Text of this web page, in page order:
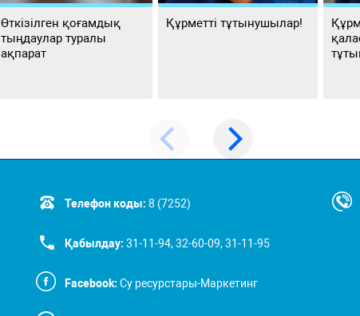
Өткізілген қоғамдық
тыңдаулар туралы
ақпарат
Құрметті тұтынушылар!
Телефон коды: 8 (7252)
Қабылдау: 31-11-94, 32-60-09, 31-11-95
Facebook: Су ресурстары-Маркетинг